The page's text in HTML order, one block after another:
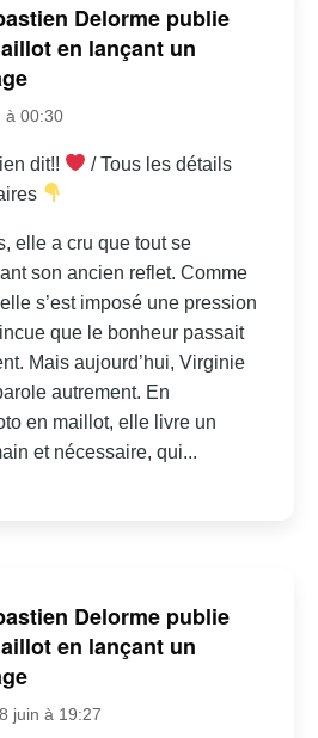
Delorme publie
en lançant un
à 00:30
dit!!
/ Tous les détails
elle a cru que tout se
son ancien reflet. Comme
s’est imposé une pression
que le bonheur passait
Mais aujourd’hui, Virginie
autrement. En
en maillot, elle livre un
et nécessaire, qui...
Delorme publie
en lançant un
juin à 19:27